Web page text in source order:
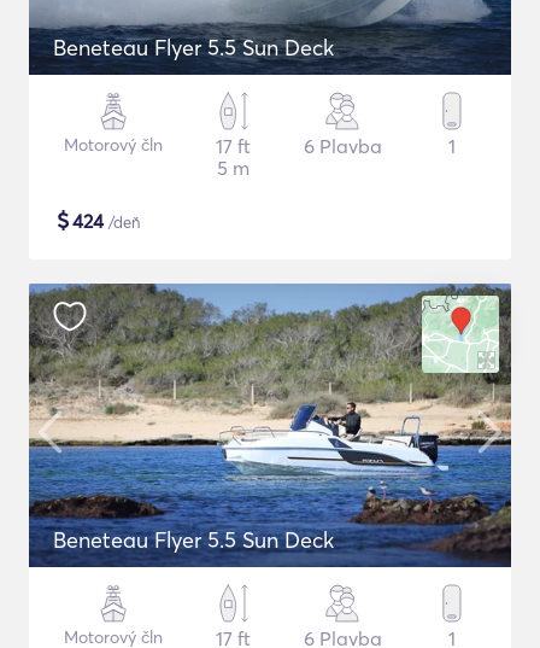
Beneteau Flyer 5.5 Sun Deck
Motorový čln
17 ft
5 m
6 Plavba 1
$424/deň
Beneteau Flyer 5.5 Sun Deck
Motorový čln
17 ft
6 Plavba 1